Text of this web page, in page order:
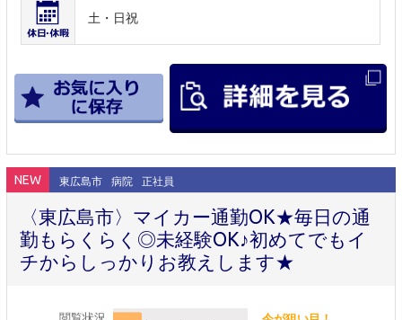
土・日祝
NEW 東広島市 病院 正社員
〈東広島市〉マイカー通勤OK★毎日の通
勤もらくらく◎未経験OK♪初めてでもイ
チからしっかりお教えします★
閲覧状況